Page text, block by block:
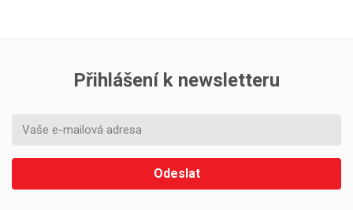
Přihlášení k newsletteru
Odeslat